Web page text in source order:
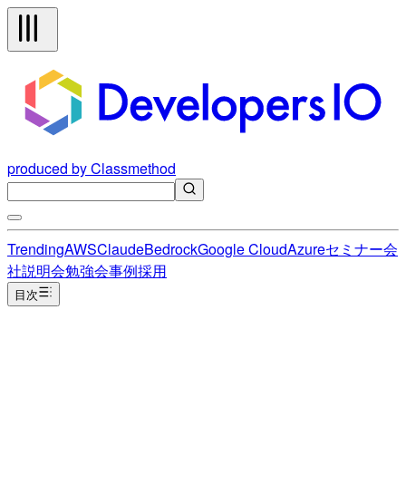
produced by Classmethod
TrendingAWSClaudeBedrockGoogle CloudAzureセミナー会
社説明会勉強会事例採用
目次